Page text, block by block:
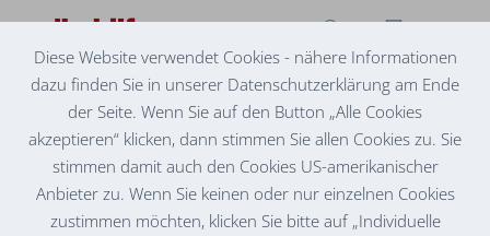
TAGESZENTRUM FROHNLEITEN
FAMILIENKAFFEE IM TAGESZENTRUM
FROHNLEITEN
Frohnleiten herzlich zum Familienkaffee ein.
Diese Website verwendet Cookies - nähere Informationen
dazu finden Sie in unserer Datenschutzerklärung am Ende
der Seite. Wenn Sie auf den Button „Alle Cookies
akzeptieren“ klicken, dann stimmen Sie allen Cookies zu. Sie
stimmen damit auch den Cookies US-amerikanischer
Anbieter zu. Wenn Sie keinen oder nur einzelnen Cookies
zustimmen möchten, klicken Sie bitte auf „Individuelle